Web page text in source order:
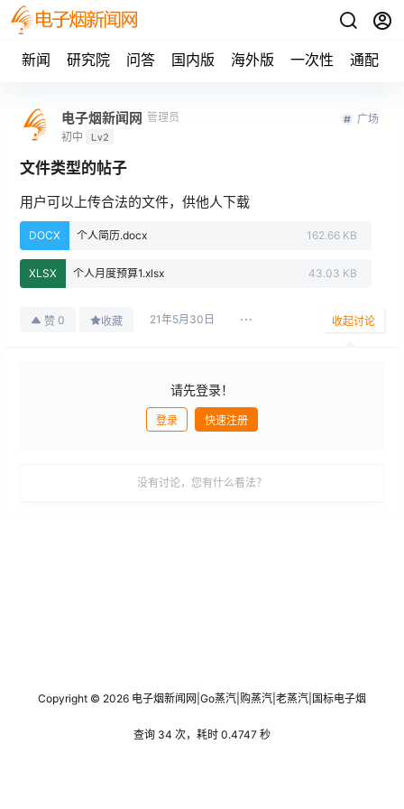
新闻 研究院 问答 国内版 海外版 一次性 通配
电子烟新闻网 管理员
初中
Lv2
广场
文件类型的帖子
用户可以上传合法的文件，供他人下载
DOCX 个人简历.docx 162.66 KB
XLSX 个人月度预算1.xlsx 43.03 KB
赞 0 收藏 21年5月30日 收起讨论
请先登录！
登录 快速注册
没有讨论，您有什么看法？
Copyright © 2026 电子烟新闻网 Go蒸汽 购蒸汽 老蒸汽 国标电子烟
查询 34 次，耗时 0.4747 秒